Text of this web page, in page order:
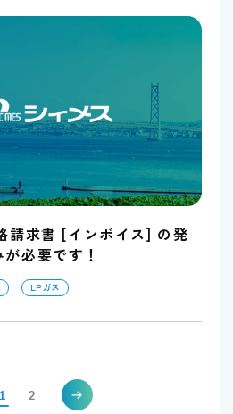
請求書 [インボイス] の発
必要です！
LPガス
1 2